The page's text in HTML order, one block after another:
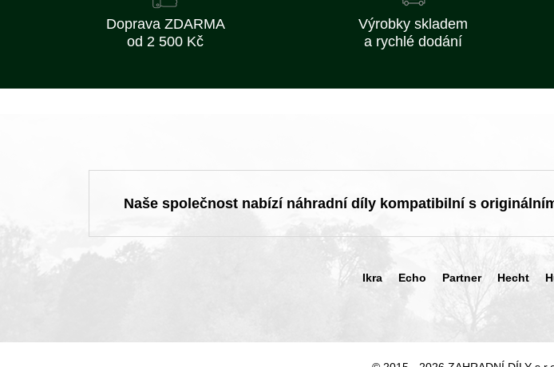
Doprava ZDARMA
od 2 500 Kč
Výrobky skladem
a rychlé dodání
Naše společnost nabízí náhradní díly kompatibilní s
Ikra Echo Partner Hecht